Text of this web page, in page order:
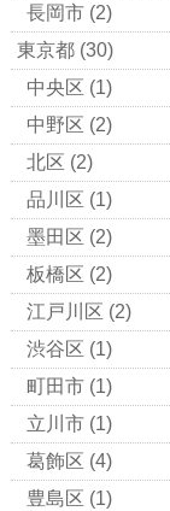
長岡市 (2)
東京都 (30)
中央区 (1)
中野区 (2)
北区 (2)
品川区 (1)
墨田区 (2)
板橋区 (2)
江戸川区 (2)
渋谷区 (1)
町田市 (1)
立川市 (1)
葛飾区 (4)
豊島区 (1)